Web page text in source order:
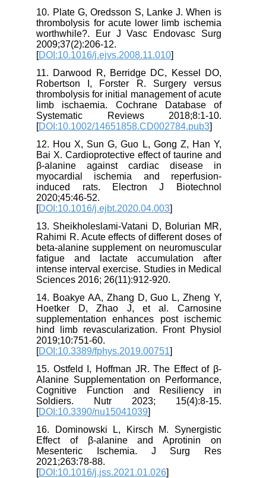
10. Plate G, Oredsson S, Lanke J. When is
thrombolysis for acute lower limb ischemia
worthwhile?. Eur J Vasc Endovasc Surg
2009;37(2):206-12.
[DOI:10.1016/j.ejvs.2008.11.010
11. Darwood R, Berridge DC, Kessel DO,
Robertson I, Forster R. Surgery versus
thrombolysis for initial management of acute
limb ischaemia. Cochrane Database of
Systematic Reviews 2018;8:1-10.
[DOI:10.1002/14651858.CD002784.pub3
12. Hou X, Sun G, Guo L, Gong Z, Han Y,
Bai X. Cardioprotective effect of taurine and
β-alanine against cardiac disease in
myocardial ischemia and reperfusion-
induced rats. Electron J Biotechnol
2020;45:46-52.
[DOI:10.1016/j.ejbt.2020.04.003
13. Sheikholeslami-Vatani D, Bolurian MR,
Rahimi R. Acute effects of different doses of
beta-alanine supplement on neuromuscular
fatigue and lactate accumulation after
intense interval exercise. Studies in Medical
Sciences 2016; 26(11):912-920.
14. Boakye AA, Zhang D, Guo L, Zheng Y,
Hoetker D, Zhao J, et al. Carnosine
supplementation enhances post ischemic
hind limb revascularization. Front Physiol
2019;10:751-60.
[DOI:10.3389/fphys.2019.00751
15. Ostfeld I, Hoffman JR. The Effect of β-
Alanine Supplementation on Performance,
Cognitive Function and Resiliency in
Soldiers. Nutr 2023; 15(4):8-15.
[DOI:10.3390/nu15041039
16. Dominowski L, Kirsch M. Synergistic
Effect of β-alanine and Aprotinin on
Mesenteric Ischemia. J Surg Res
2021;263:78-88.
[DOI:10.1016/j.jss.2021.01.026